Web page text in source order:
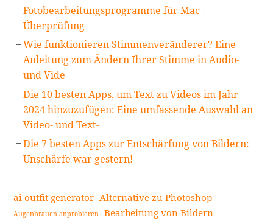
Fotobearbeitungsprogramme für Mac |
Überprüfung
Wie funktionieren Stimmenveränderer? Eine
Anleitung zum Ändern Ihrer Stimme in Audio-
und Vide
Die 10 besten Apps, um Text zu Videos im Jahr
2024 hinzuzufügen: Eine umfassende Auswahl an
Video- und Text-
Die 7 besten Apps zur Entschärfung von Bildern:
Unschärfe war gestern!
ai outfit generator Alternative zu Photoshop
Augenbrauen anprobieren Bearbeitung von Bildern